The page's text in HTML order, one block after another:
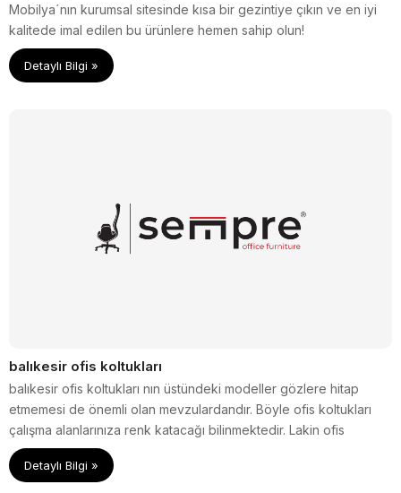
Mobilya´nın kurumsal sitesinde kısa bir gezintiye çıkın ve en iyi
kalitede imal edilen bu ürünlere hemen sahip olun!
Detaylı Bilgi »
balıkesir ofis koltukları
balıkesir ofis koltukları nın üstündeki modeller gözlere hitap
etmemesi de önemli olan mevzulardandır. Böyle ofis koltukları
çalışma alanlarınıza renk katacağı bilinmektedir. Lakin ofis
koltuklarının fiyatlarını da araştırmanız keseniz yönünden faydalı
ol
Detaylı Bilgi »